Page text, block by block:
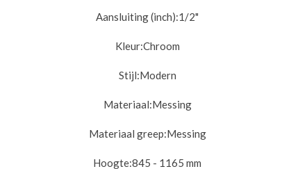
Aansluiting (inch):1/2"
Kleur:Chroom
Stijl:Modern
Materiaal:Messing
Materiaal greep:Messing
Hoogte:845 - 1165 mm